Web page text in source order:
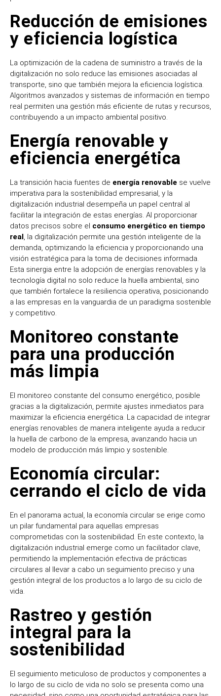
Reducción de emisiones
y eficiencia logística
La optimización de la cadena de suministro a través de la
digitalización no solo reduce las emisiones asociadas al
transporte, sino que también mejora la eficiencia logística.
Algoritmos avanzados y sistemas de información en tiempo
real permiten una gestión más eficiente de rutas y recursos,
contribuyendo a un impacto ambiental positivo.
Energía renovable y
eficiencia energética
La transición hacia fuentes de energía renovable se vuelve
imperativa para la sostenibilidad empresarial, y la
digitalización industrial desempeña un papel central al
facilitar la integración de estas energías. Al proporcionar
datos precisos sobre el consumo energético en tiempo
real, la digitalización permite una gestión inteligente de la
demanda, optimizando la eficiencia y proporcionando una
visión estratégica para la toma de decisiones informada.
Esta sinergia entre la adopción de energías renovables y la
tecnología digital no solo reduce la huella ambiental, sino
que también fortalece la resiliencia operativa, posicionando
a las empresas en la vanguardia de un paradigma sostenible
y competitivo.
Monitoreo constante
para una producción
más limpia
El monitoreo constante del consumo energético, posible
gracias a la digitalización, permite ajustes inmediatos para
maximizar la eficiencia energética. La capacidad de integrar
energías renovables de manera inteligente ayuda a reducir
la huella de carbono de la empresa, avanzando hacia un
modelo de producción más limpio y sostenible.
Economía circular:
cerrando el ciclo de vida
En el panorama actual, la economía circular se erige como
un pilar fundamental para aquellas empresas
comprometidas con la sostenibilidad. En este contexto, la
digitalización industrial emerge como un facilitador clave,
permitiendo la implementación efectiva de prácticas
circulares al llevar a cabo un seguimiento preciso y una
gestión integral de los productos a lo largo de su ciclo de
vida.
Rastreo y gestión
integral para la
sostenibilidad
El seguimiento meticuloso de productos y componentes a
lo largo de su ciclo de vida no solo se presenta como una